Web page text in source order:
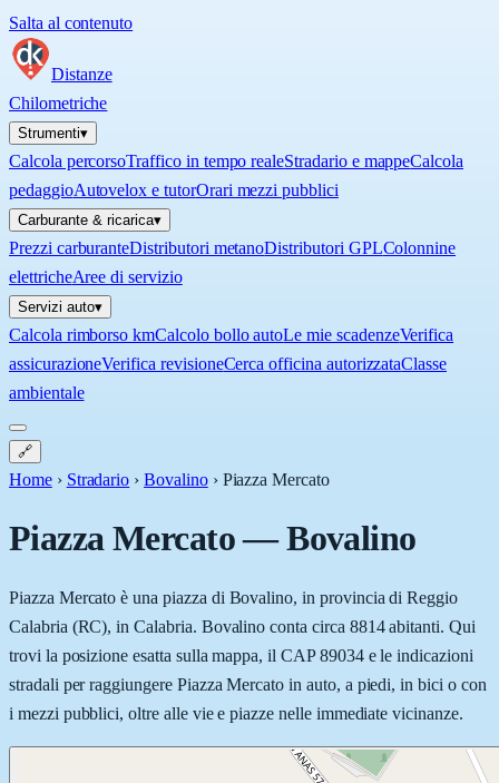
Salta al contenuto
Distanze
Chilometriche
Strumenti▾
Calcola percorsoTraffico in tempo realeStradario e mappeCalcola
pedaggioAutovelox e tutorOrari mezzi pubblici
Carburante & ricarica▾
Prezzi carburanteDistributori metanoDistributori GPLColonnine
elettricheAree di servizio
Servizi auto▾
Calcola rimborso kmCalcolo bollo autoLe mie scadenzeVerifica
assicurazioneVerifica revisioneCerca officina autorizzataClasse
ambientale
🔗
Home › Stradario › Bovalino › Piazza Mercato
Piazza Mercato—Bovalino
Piazza Mercato è una piazza di Bovalino, in provincia di Reggio
Calabria (RC), in Calabria. Bovalino conta circa 8814 abitanti. Qui
trovi la posizione esatta sulla mappa, il CAP 89034 e le indicazioni
stradali per raggiungere Piazza Mercato in auto, a piedi, in bici o con
i mezzi pubblici, oltre alle vie e piazze nelle immediate vicinanze.